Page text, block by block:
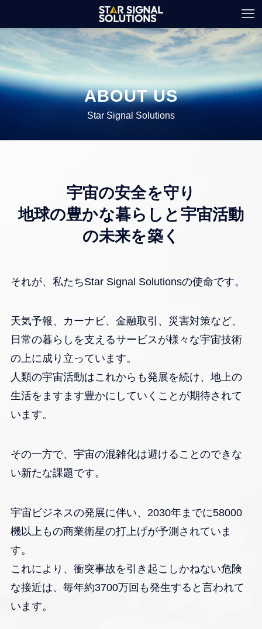
ABOUT US
Star Signal Solutions
宇宙の安全を守り
地球の豊かな暮らしと宇宙活動
の未来を築く
それが、私たちStar Signal Solutionsの使命です。
天気予報、カーナビ、金融取引、災害対策など、
日常の暮らしを支えるサービスが様々な宇宙技術
の上に成り立っています。
人類の宇宙活動はこれからも発展を続け、地上の
生活をますます豊かにしていくことが期待されて
います。
その一方で、宇宙の混雑化は避けることのできな
い新たな課題です。
宇宙ビジネスの発展に伴い、2030年までに58000
機以上もの商業衛星の打上げが予測されていま
す。
これにより、衝突事故を引き起こしかねない危険
な接近は、毎年約3700万回も発生すると言われて
います。